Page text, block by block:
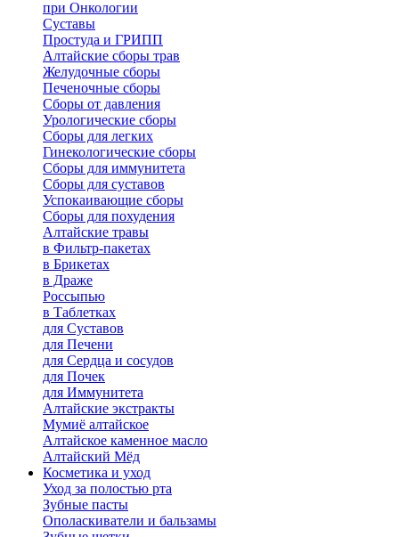
при Онкологии
Суставы
Простуда и ГРИПП
Алтайские сборы трав
Желудочные сборы
Печеночные сборы
Сборы от давления
Урологические сборы
Сборы для легких
Гинекологические сборы
Сборы для иммунитета
Сборы для суставов
Успокаивающие сборы
Сборы для похудения
Алтайские травы
в Фильтр-пакетах
в Брикетах
в Драже
Россыпью
в Таблетках
для Cуставов
для Печени
для Сердца и сосудов
для Почек
для Иммунитета
Алтайские экстракты
Мумиё алтайское
Алтайское каменное масло
Алтайский Мёд
Косметика и уход
Уход за полостью рта
Зубные пасты
Ополаскиватели и бальзамы